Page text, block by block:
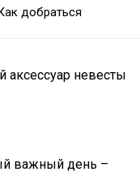
добраться
аксессуар невесты
важный день –